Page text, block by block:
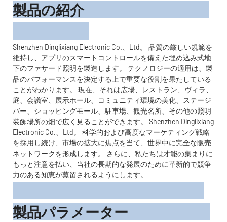
製品の紹介
Shenzhen Dinglixiang Electronic Co.、Ltd。 品質の厳しい規範を
維持し、アプリのスマートコントロールを備えた埋め込み式地
下のファサード照明を製造します。 テクノロジーの適用は、製
品のパフォーマンスを決定する上で重要な役割を果たしている
ことがわかります。 現在、それは広場、レストラン、ヴィラ、
庭、会議室、展示ホール、コミュニティ環境の美化、ステージ
バー、ショッピングモール、駐車場、観光名所、その他の照明
装飾場所の畑で広く見ることができます。 Shenzhen Dinglixiang
Electronic Co.、Ltd。 科学的および高度なマーケティング戦略
を採用し続け、市場の拡大に焦点を当て、世界中に完全な販売
ネットワークを形成します。 さらに、私たちは才能の集まりに
もっと注意を払い、当社の長期的な発展のために革新的で競争
力のある知恵が蒸留されるようにします。
製品パラメーター